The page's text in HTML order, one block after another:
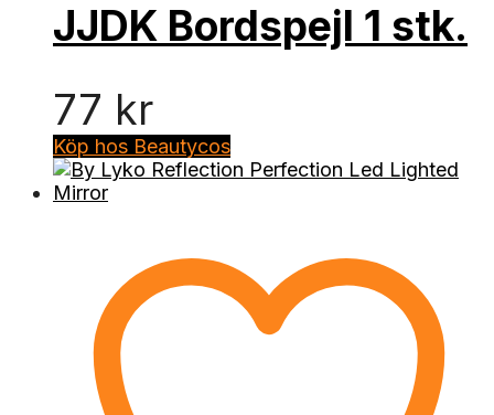
JJDK Bordspejl 1 stk.
77 kr
Köp hos Beautycos